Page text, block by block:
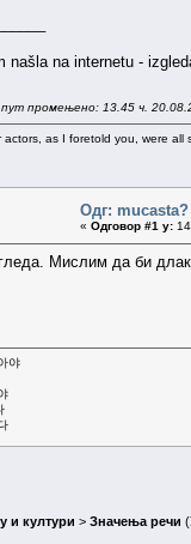
našla na internetu -
промењено: 13.45 ч.
actors, as I foretold you, were all
Одг: mucasta?
« Одговор #1 у:
Мислим да би
야
и култури > Значења речи